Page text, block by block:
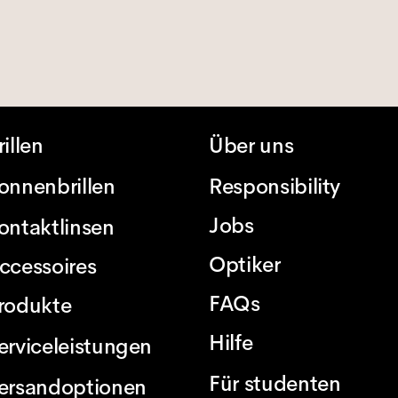
Über uns
Responsibility
Jobs
Optiker
FAQs
Hilfe
Für studenten